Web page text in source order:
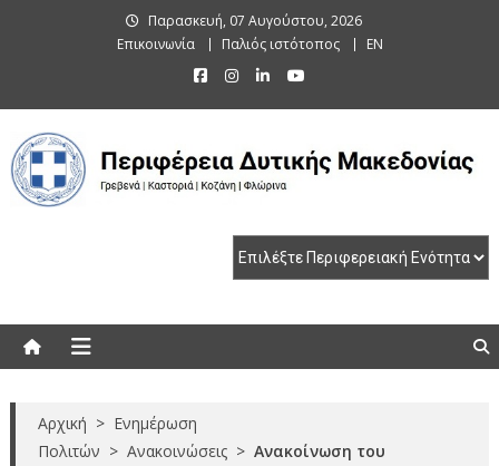
Παρασκευή, 07 Αυγούστου, 2026
Επικοινωνία
Παλιός ιστότοπος EN
Αρχική > Ενημέρωση
Πολιτών > Ανακοινώσεις > Ανακοίνωση του